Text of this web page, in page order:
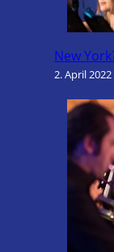
New
2. April 2022